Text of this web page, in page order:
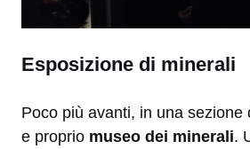
Esposizione di minerali
Poco più avanti, in una sezione
e proprio museo dei minerali.